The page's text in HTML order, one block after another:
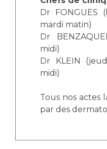
Les Comités Locaux
Le projet des usagers
Qualité
Rôles et missions
Liste des marchés
Documents utiles
Dr FONGUES
mardi matin)
Dr
midi)
Dr KLEIN
midi)
Tous nos actes
par des